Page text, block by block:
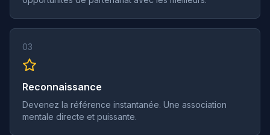
03
Reconnaissance
Devenez la référence instantanée. Une association
mentale directe et puissante.